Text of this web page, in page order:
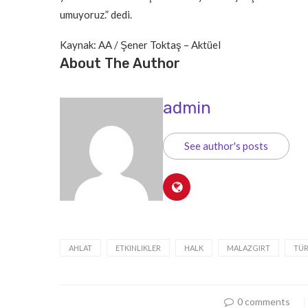
umuyoruz.” dedi.
Kaynak: AA / Şener Toktaş – Aktüel
About The Author
admin
See author's posts
AHLAT ETKINLIKLER HALK MALAZGIRT
0 comments